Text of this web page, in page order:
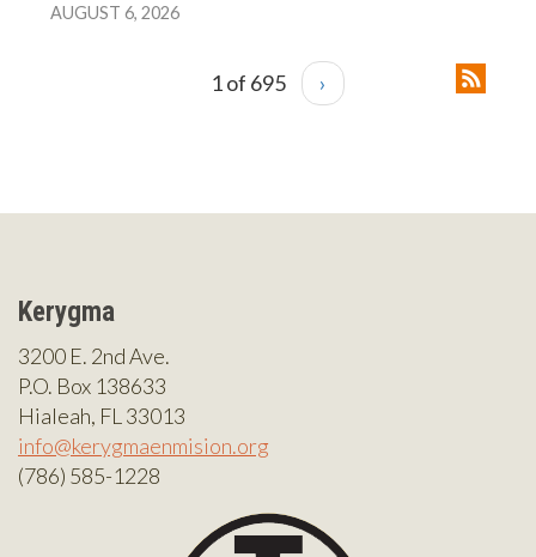
AUGUST 6, 2026
1 of 695 ›
Kerygma
3200 E. 2nd Ave.
P.O. Box 138633
Hialeah, FL 33013
info@kerygmaenmision.org
(786) 585-1228